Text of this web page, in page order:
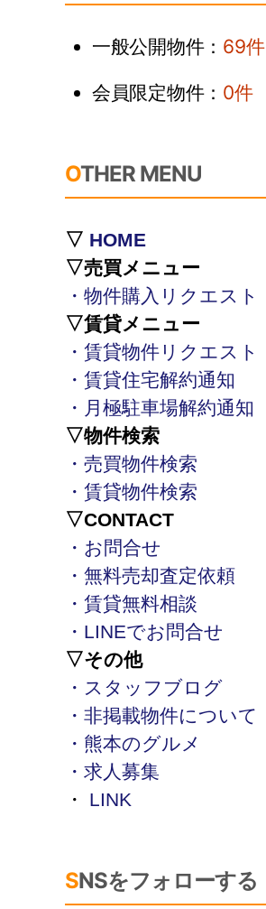
一般公開物件： 69件
会員限定物件： 0件
OTHER MENU
▽ HOME
▽売買メニュー
・物件購入リクエスト
▽賃貸メニュー
・賃貸物件リクエスト
・賃貸住宅解約通知
・月極駐車場解約通知
▽物件検索
・売買物件検索
・賃貸物件検索
▽CONTACT
・お問合せ
・無料売却査定依頼
・賃貸無料相談
・LINEでお問合せ
▽その他
・スタッフブログ
・非掲載物件について
・熊本のグルメ
・求人募集
・ LINK
SNSをフォローする